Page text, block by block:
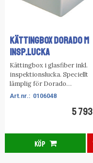
KÄTTINGBOX DORADO M
INSP.LUCKA
Kättingbox i glasfiber inkl.
inspektionslucka. Speciellt
lämplig för Dorado
ankarspel.A (mm): 655
0106048
5 793
KÖP